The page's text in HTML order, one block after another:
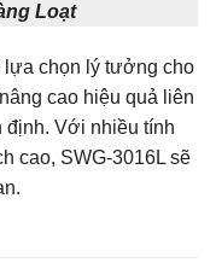
Loạt
lựa chọn lý tưởng cho
cao hiệu quả liên
định. Với nhiều tính
cao, SWG-3016L sẽ